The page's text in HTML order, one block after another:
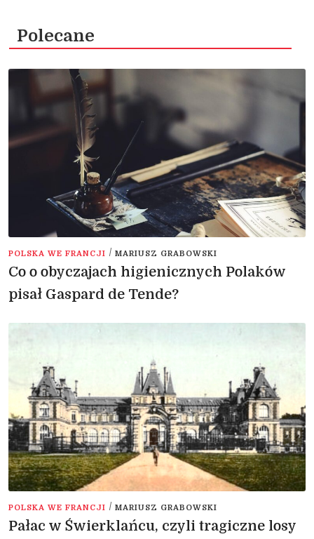
Polecane
POLSKA WE FRANCJI / MARIUSZ GRABOWSKI
Co o obyczajach higienicznych Polaków
pisał Gaspard de Tende?
POLSKA WE FRANCJI / MARIUSZ GRABOWSKI
Pałac w Świerklańcu, czyli tragiczne losy